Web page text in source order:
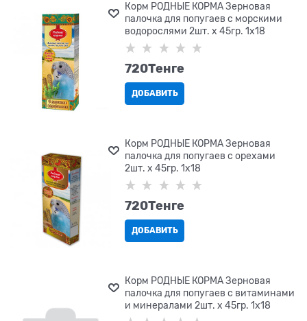
Корм РОДНЫЕ КОРМА Зерновая
палочка для попугаев с морскими
водорослями 2шт. х 45гр. 1х18
720Tенге
ДОБАВИТЬ
Корм РОДНЫЕ КОРМА Зерновая
палочка для попугаев с орехами
2шт. х 45гр. 1х18
720Tенге
ДОБАВИТЬ
Корм РОДНЫЕ КОРМА Зерновая
палочка для попугаев с витаминами
и минералами 2шт. х 45гр. 1х18